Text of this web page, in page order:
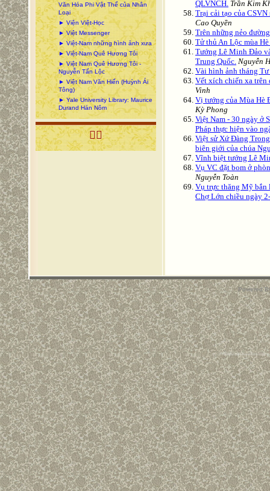
Văn Hóa Phi Vật Thể của Nhân
Loại
► Viện Việt-Học
► Việt Messenger
► Việt-Nam những hình ảnh xưa
► Việt-Nam Quê Hương Tôi
► Việt Nam Quê Hương Tôi -
Nguyễn Tấn Lộc
► Việt Nam Văn Hiến (Huỳnh Ái
Tông)
► Yale University Library: Maurice
Durand Hán Nôm

QLVNCH. Trần Kim
Trại cải tạo của CSVN
Cao Quyền
Trên những nẻo
Tử thủ An Lộc mùa
Tướng Lê Minh Đảo
Trung Quốc. ‎Nguyễn
Vài hình ảnh tháng
Vết xích chiến xa
Vinh‎
Vị tướng của Mùa Hè
Kỳ Phong
Việt Nam - 30 ngày ở
Pháp thực hiện vào
Việt sử Xứ Đàng
biên giới của chúa
Vĩnh biệt tướng Lê
Vụ VC đặt bom ở
Nguyễn Toàn
Vụ trực thăng Mỹ bắn
Chợ Lớn chiều ngày
Powered